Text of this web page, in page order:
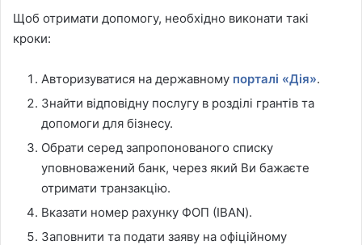
Щоб отримати допомогу, необхідно виконати такі
кроки:
Авторизуватися на державному порталі «Дія».
Знайти відповідну послугу в розділі грантів та
допомоги для бізнесу.
Обрати серед запропонованого списку
уповноважений банк, через який Ви бажаєте
отримати транзакцію.
Вказати номер рахунку ФОП (IBAN).
Заповнити та подати заяву на офіційному